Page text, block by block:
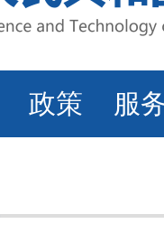
政策 服